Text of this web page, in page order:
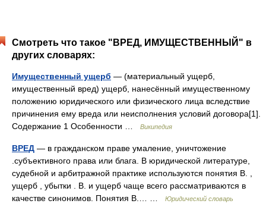
Смотреть что такое "ВРЕД, ИМУЩЕСТВЕННЫЙ" в
других словарях:
Имущественный ущерб — (материальный ущерб,
имущественный вред) ущерб, нанесённый имущественному
положению юридического или физического лица вследствие
причинения ему вреда или неисполнения условий договора[1].
Содержание 1 Особенности …
Википедия
ВРЕД — в гражданском праве умаление, уничтожение
.субъективного права или блага. В юридической литературе,
судебной и арбитражной практике используются понятия В. ,
ущерб , убытки . В. и ущерб чаще всего рассматриваются в
качестве синонимов. Понятия В.… …
Юридический словарь